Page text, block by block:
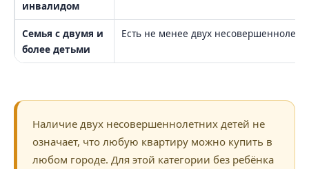
инвалидом
Семья с двумя и
более детьми
Есть не менее двух
Наличие двух несовершеннолетних детей не
означает, что любую квартиру можно купить в
любом городе. Для этой категории без ребёнка